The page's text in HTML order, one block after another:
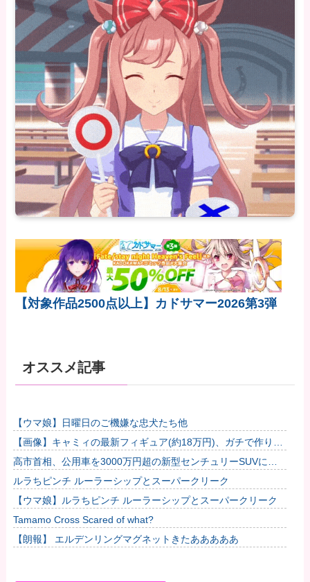
【対象作品2500点以上】カドサマー2026第3弾
オススメ記事
【ウマ娘】日曜日のご機嫌な忠犬たち他
【画像】キャミィの最新フィギュア(約18万円)、ガチで作り込
みがエグすぎる他
高市首相、公用車を3000万円超の新型センチュリーSUVに変
更ｗｗｗｗｗｗｗ
ルラちピンチ ルーラーシップとスーパークリーク
【ウマ娘】ルラちピンチ ルーラーシップとスーパークリーク
Tamamo Cross Scared of what?
【朗報】 エルデンリングマグネットきたあああああ